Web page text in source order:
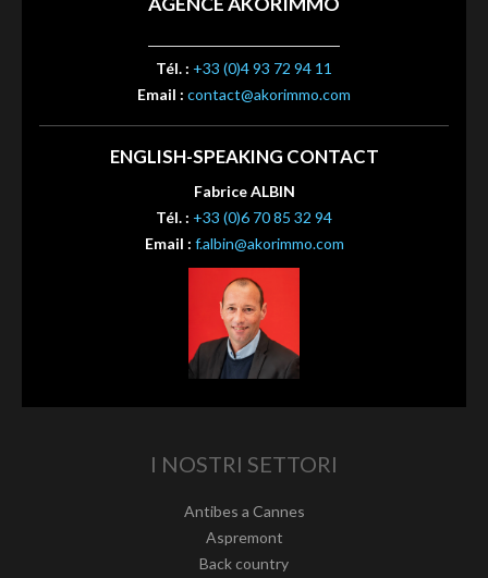
Tél. : +33 (0)4 93 72 94 11
Email : contact@akorimmo.com
ENGLISH-SPEAKING CONTACT
Fabrice ALBIN
Tél. : +33 (0)6 70 85 32 94
Email : f.albin@akorimmo.com
I NOSTRI SETTORI
Antibes a Cannes
Aspremont
Back country